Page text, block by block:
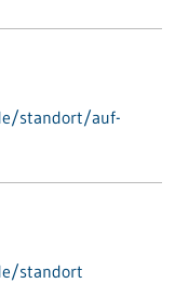
standort/auf-
standort